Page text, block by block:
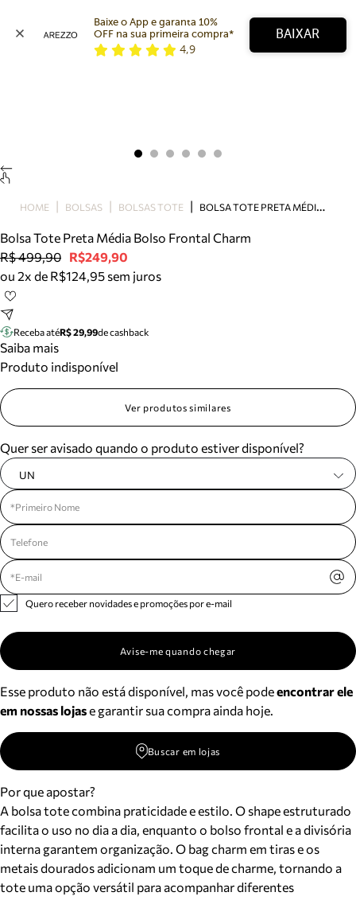
Bolsa
Tamanco
Tênis
Mule
Tire dúvidas sobre pedidos, devoluções e mais.
Meus pedidos
Acompanhe seus pedidos e solicite devoluções.
Baixe o App e garanta 10%
OFF na sua primeira compra*
4,9
BAIXAR
HOME BOLSAS BOLSAS TOTE B
OLSA TOTE PRETA MÉDIA BOLSO FRONTAL CHARM
Bolsa Tote Preta Média Bolso Frontal Charm
R$ 499,90 R$249,90
ou 2x de R$124,95 sem juros
Receba atéR$ 29,99de cashback
Saiba mais
Produto indisponível
Ver produtos similares
Quer ser avisado quando o produto estiver disponível?
UN
Quero receber novidades e promoções por e-mail
Avise-me quando chegar
Esse produto não está disponível, mas você podeencontrar ele
em nossas lojase garantir sua compra ainda hoje.
Buscar em lojas
Por que apostar?
A bolsa tote combina praticidade e estilo. O shape estruturado
facilita o uso no dia a dia, enquanto o bolso frontal e a divisória
interna garantem organização. O bag charm em tiras e os
metais dourados adicionam um toque de charme, tornando a
tote uma opção versátil para acompanhar diferentes